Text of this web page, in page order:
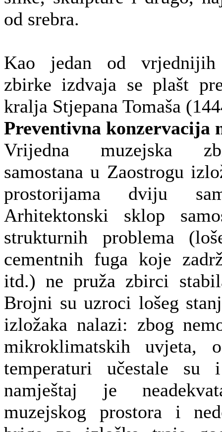
od srebra.
Kao jedan od vrjednijih
zbirke izdvaja se plašt
kralja Stjepana Tomaša
Preventivna konzervacija
Vrijedna muzejska
samostana u Zaostrogu
prostorijama dviju
Arhitektonski sklop
strukturnih problema
cementnih fuga koje
itd.) ne pruža zbirci
Brojni su uzroci lošeg
izložaka nalazi: zbog
mikroklimatskih
temperaturi učestale su
namještaj je
muzejskog prostora i